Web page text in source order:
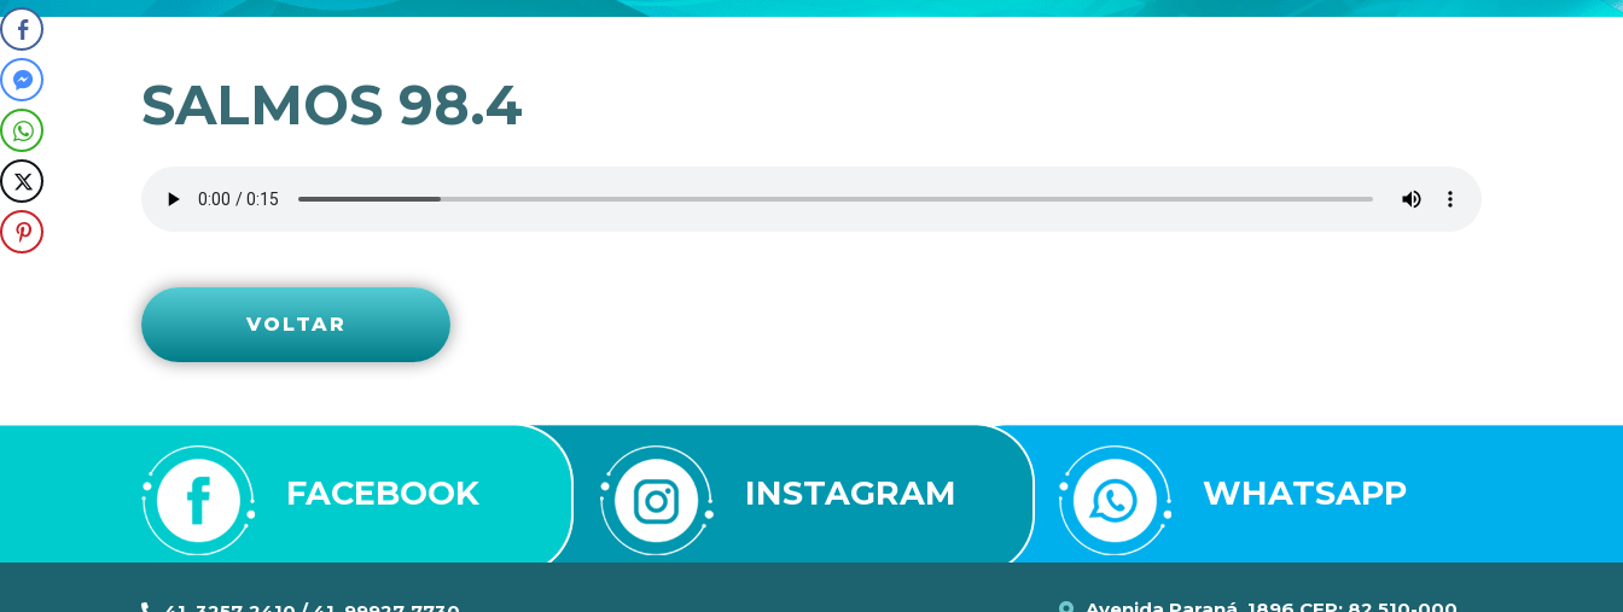
SALMOS 98.4
VOLTAR
FACEBOOK INSTAGRAM WHATSAPP